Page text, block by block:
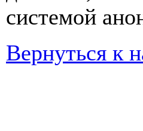
системой
Вернуться к